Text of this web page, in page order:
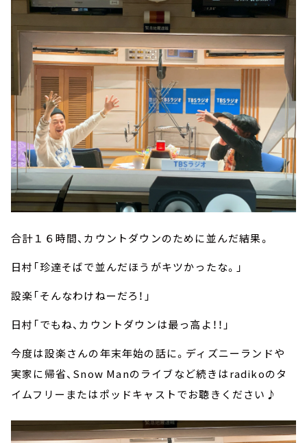
合計１６時間、カウントダウンのために並んだ結果。
日村「珍達そばで並んだほうがキツかったな。」
設楽「そんなわけねーだろ！」
日村「でもね、カウントダウンは最っ高よ！！」
今度は設楽さんの年末年始の話に。ディズニーランドや
実家に帰省、Snow Manのライブなど続きはradikoのタ
イムフリーまたはポッドキャストでお聴きください♪